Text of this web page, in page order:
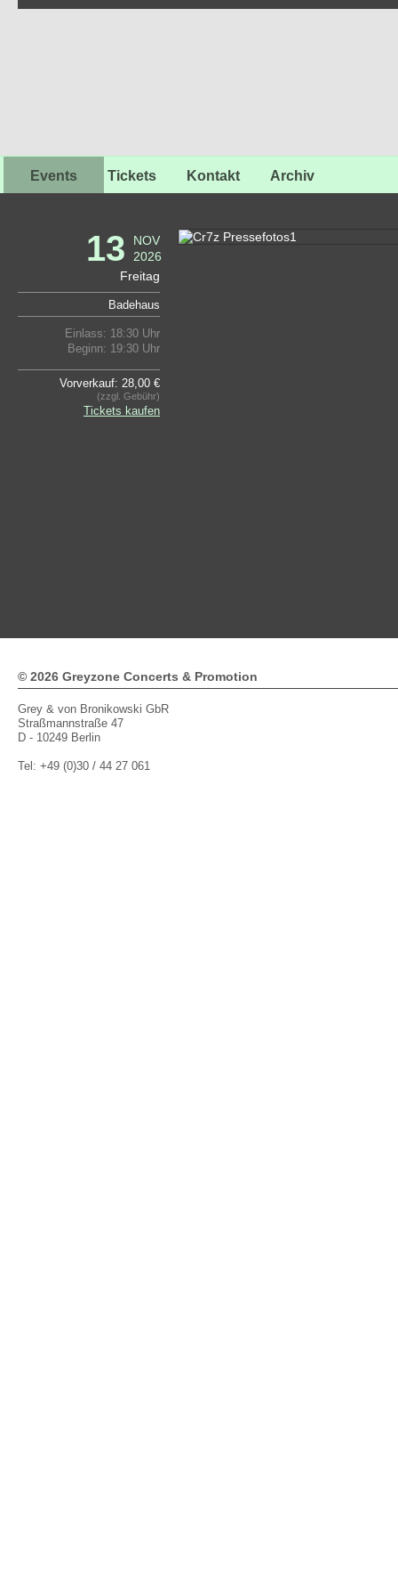
Events Tickets Kontakt Archiv
13
NOV
2026
Freitag
Badehaus
Einlass: 18:30 Uhr
Beginn: 19:30 Uhr
Vorverkauf: 28,00 €
(zzgl. Gebühr)
Tickets kaufen
© 2026 Greyzone Concerts & Promotion
Grey & von Bronikowski GbR
Straßmannstraße 47
D - 10249 Berlin
Tel: +49 (0)30 / 44 27 061